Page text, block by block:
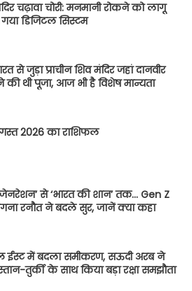
चढ़ावा चोरी: मनमानी रोकने को लागू
डिजिटल सिस्टम
से जुड़ा प्राचीन शिव मंदिर जहां दानवीर
की थी पूजा, आज भी है विशेष मान्यता
2026 का राशिफल
से ‘भारत की शान’ तक… Gen Z
रनौत ने बदले सुर, जानें क्या कहा
ईस्ट में बदला समीकरण, सऊदी अरब ने
तुर्की के साथ किया बड़ा रक्षा समझौता